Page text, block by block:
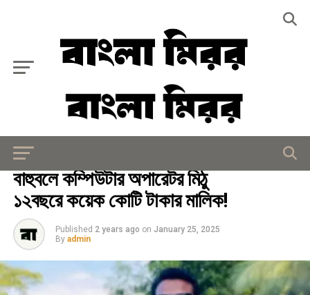
মিরর বিশেষ
বাহুবলে কম্পিউটার অপারেটর মিঠু
১২বছরে কয়েক কোটি টাকার মালিক!
Published 2 years ago on January 25, 2025
By admin